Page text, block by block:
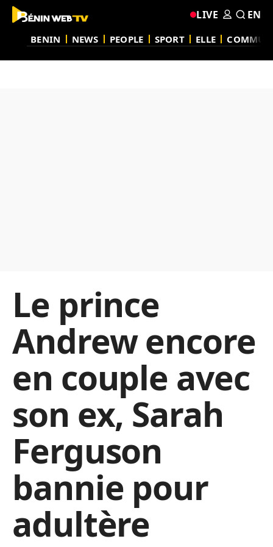
BENIN NEWS PEOPLE SPORT ELLE
LIVE EN
Le prince
Andrew encore
en couple avec
son ex, Sarah
Ferguson
bannie pour
adultère